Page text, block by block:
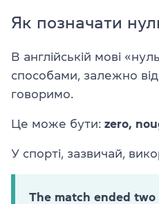
Як позначати
В англійській мові
способами, залежно
говоримо.
Це може бути: zero,
У спорті, зазвичай,
The match ended